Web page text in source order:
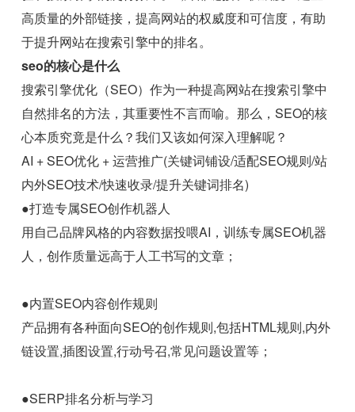
高质量的外部链接，提高网站的权威度和可信度，有助
于提升网站在搜索引擎中的排名。
seo的核心是什么
搜索引擎优化（SEO）作为一种提高网站在搜索引擎中
自然排名的方法，其重要性不言而喻。那么，SEO的核
心本质究竟是什么？我们又该如何深入理解呢？
AI + SEO优化 + 运营推广(关键词铺设/适配SEO规则/站
内外SEO技术/快速收录/提升关键词排名)
●打造专属SEO创作机器人
用自己品牌风格的内容数据投喂AI，训练专属SEO机器
人，创作质量远高于人工书写的文章；
●内置SEO内容创作规则
产品拥有各种面向SEO的创作规则,包括HTML规则,内外
链设置,插图设置,行动号召,常见问题设置等；
●SERP排名分析与学习